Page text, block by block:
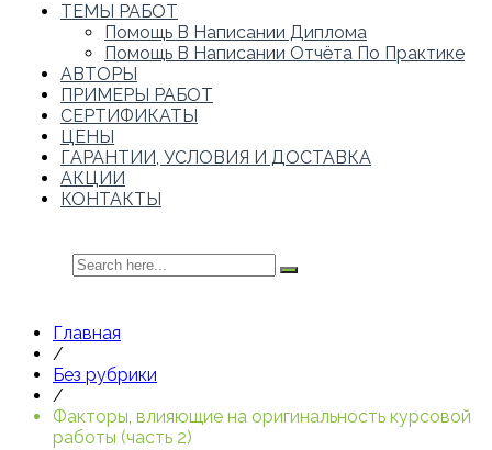
ТЕМЫ РАБОТ
Помощь В Написании Диплома
Помощь В Написании Отчёта По Практике
АВТОРЫ
ПРИМЕРЫ РАБОТ
СЕРТИФИКАТЫ
ЦЕНЫ
ГАРАНТИИ, УСЛОВИЯ И ДОСТАВКА
АКЦИИ
КОНТАКТЫ
Главная
/
Без рубрики
/
Факторы, влияющие на оригинальность курсовой
работы (часть 2)